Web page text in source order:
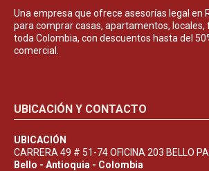
Una empresa que ofrece asesorías legal en
para comprar casas, apartamentos, locales,
toda Colombia, con descuentos hasta del
comercial.
UBICACIÓN Y CONTACTO
UBICACIÓN
CARRERA 49 # 51-74 OFICINA 203 BELLO
Bello - Antioquia - Colombia